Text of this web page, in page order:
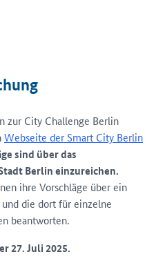
zur City Challenge Berlin
Webseite der Smart City Berlin
sind über das
Berlin einzureichen.
ihre Vorschläge über ein
die dort für einzelne
beantworten.
27. Juli 2025.